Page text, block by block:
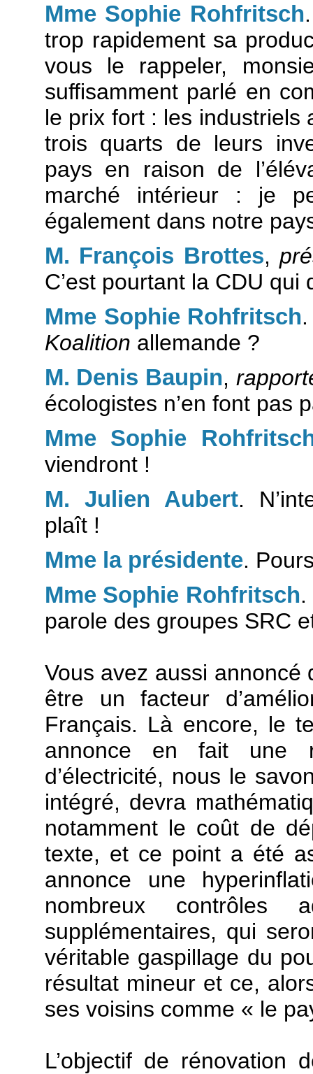
Mme Sophie Rohfritsch
trop rapidement sa
vous le rappeler,
suffisamment parlé en
le prix fort : les industriels
trois quarts de leurs
pays en raison de
marché intérieur : je
également dans notre
M. François Brottes,
C’est pourtant la CDU qui
Mme Sophie Rohfritsch
Koalition allemande ?
M. Denis Baupin,
écologistes n’en font pas
Mme Sophie
viendront !
M. Julien Aubert.
plaît !
Mme la présidente.
Mme Sophie Rohfritsch
parole des groupes SRC
Vous avez aussi
être un facteur
Français. Là encore, le
annonce en fait une
d’électricité, nous le
intégré, devra
notamment le coût de
texte, et ce point a été
annonce une
nombreux contrôles
supplémentaires, qui
véritable gaspillage du
résultat mineur et ce,
ses voisins comme « le
L’objectif de rénovation